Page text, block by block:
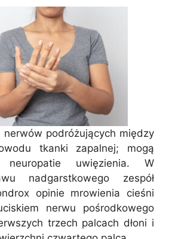
nerwów podróżujących między
tkanki zapalnej; mogą
uwięzienia. W
nadgarstkowego zespół
opinie mrowienia cieśni
nerwu pośrodkowego
trzech palcach dłoni i